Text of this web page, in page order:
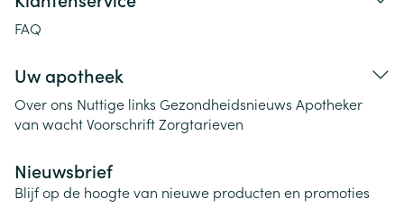
FAQ
Uw apotheek
Over ons Nuttige links Gezondheidsnieuws Apotheker
van wachtVoorschriftZorgtarieven
Nieuwsbrief
Blijf op de hoogte van nieuwe producten en promoties